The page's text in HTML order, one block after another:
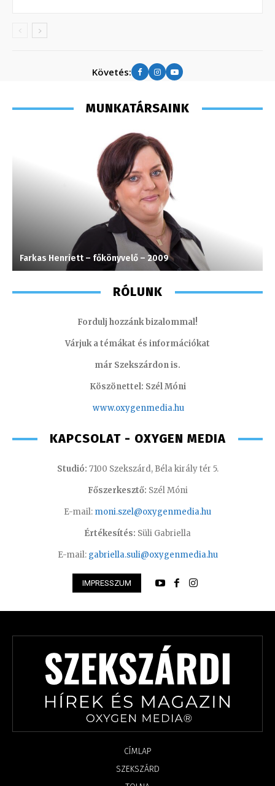
Követés:
MUNKATÁRSAINK
Farkas Henriett – főkönyvelő – 2009
RÓLUNK
Fordulj hozzánk bizalommal!
Várjuk a témákat és információkat
már Szekszárdon is.
Köszönettel: Szél Móni
www.oxygenmedia.hu
KAPCSOLAT - OXYGEN MEDIA
Studió: 7100 Szekszárd, Béla király tér 5.
Főszerkesztő: Szél Móni
E-mail: moni.szel@oxygenmedia.hu
Értékesítés: Süli Gabriella
E-mail: gabriella.suli@oxygenmedia.hu
IMPRESSZUM
CÍMLAP
SZEKSZÁRD